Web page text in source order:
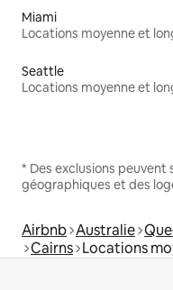
Miami
Seattle
* Des exclusions
géographiques et des
Airbnb Australie
Cairns Locations